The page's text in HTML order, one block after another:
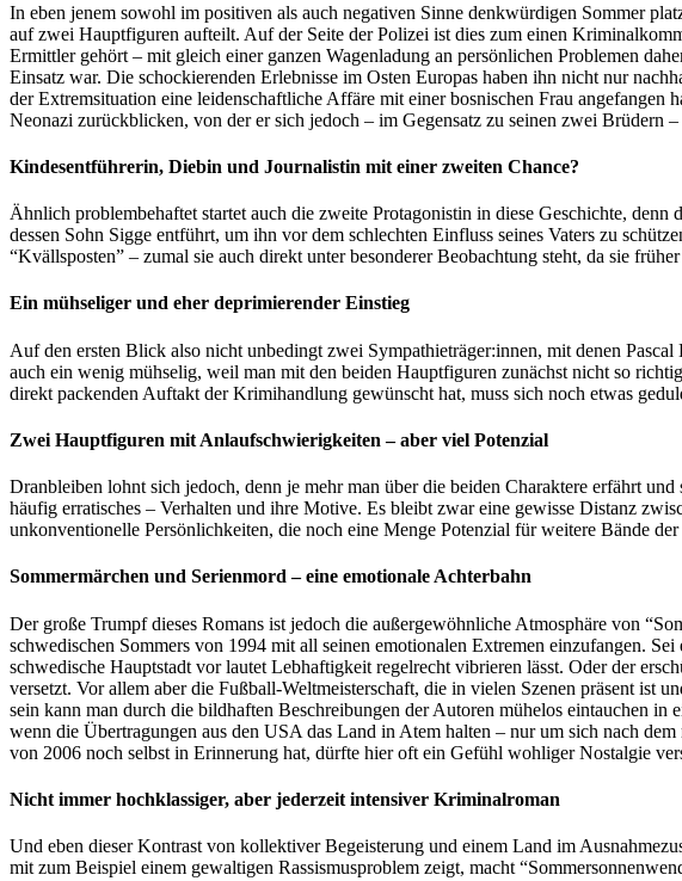
In eben jenem sowohl im positiven als auch negativen Sinne denkwürdigen Sommer
auf zwei Hauptfiguren aufteilt. Auf der Seite der Polizei ist dies zum einen
Ermittler gehört – mit gleich einer ganzen Wagenladung an persönlichen Problemen
Einsatz war. Die schockierenden Erlebnisse im Osten Europas haben ihn nicht nur
der Extremsituation eine leidenschaftliche Affäre mit einer bosnischen Frau
Neonazi zurückblicken, von der er sich jedoch – im Gegensatz zu seinen zwei Brüdern –
Kindesentführerin, Diebin und Journalistin mit einer zweiten Chance?
Ähnlich problembehaftet startet auch die zweite Protagonistin in diese Geschichte,
dessen Sohn Sigge entführt, um ihn vor dem schlechten Einfluss seines Vaters zu
“Kvällsposten” – zumal sie auch direkt unter besonderer Beobachtung steht, da sie
Ein mühseliger und eher deprimierender Einstieg
Auf den ersten Blick also nicht unbedingt zwei Sympathieträger:innen, mit denen
auch ein wenig mühselig, weil man mit den beiden Hauptfiguren zunächst nicht so
direkt packenden Auftakt der Krimihandlung gewünscht hat, muss sich noch etwas
Zwei Hauptfiguren mit Anlaufschwierigkeiten – aber viel Potenzial
Dranbleiben lohnt sich jedoch, denn je mehr man über die beiden Charaktere erfährt
häufig erratisches – Verhalten und ihre Motive. Es bleibt zwar eine gewisse Distanz
unkonventionelle Persönlichkeiten, die noch eine Menge Potenzial für weitere Bände
Sommermärchen und Serienmord – eine emotionale Achterbahn
Der große Trumpf dieses Romans ist jedoch die außergewöhnliche Atmosphäre von
schwedischen Sommers von 1994 mit all seinen emotionalen Extremen einzufangen.
schwedische Hauptstadt vor lautet Lebhaftigkeit regelrecht vibrieren lässt. Oder der
versetzt. Vor allem aber die Fußball-Weltmeisterschaft, die in vielen Szenen präsent ist
sein kann man durch die bildhaften Beschreibungen der Autoren mühelos eintauchen
wenn die Übertragungen aus den USA das Land in Atem halten – nur um sich nach
von 2006 noch selbst in Erinnerung hat, dürfte hier oft ein Gefühl wohliger Nostalgie
Nicht immer hochklassiger, aber jederzeit intensiver Kriminalroman
Und eben dieser Kontrast von kollektiver Begeisterung und einem Land im
mit zum Beispiel einem gewaltigen Rassismusproblem zeigt, macht